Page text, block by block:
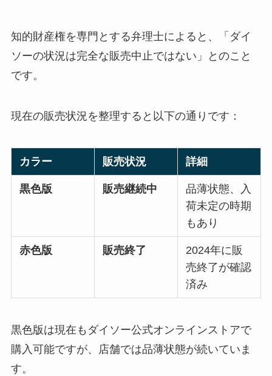
知的財産権を専門とする弁理士によると、「ダイ
ソーの状況は完全な販売中止ではない」とのこと
です。
現在の販売状況を整理すると以下の通りです：
カラー 販売状況 詳細
黒色版 販売継続中
品薄状態、入
荷未定の時期
もあり
赤色版 販売終了
2024年に販
売終了が確認
済み
黒色版は現在もダイソー公式オンラインストアで
購入可能ですが、店舗では品薄状態が続いていま
す。